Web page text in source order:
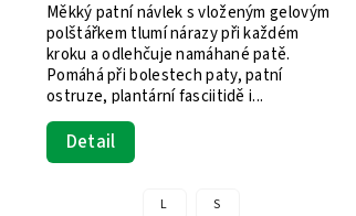
Detail
Měkký patní návlek s vloženým gelovým
polštářkem tlumí nárazy při každém
kroku a odlehčuje namáhané patě.
Pomáhá při bolestech paty, patní
ostruze, plantární fasciitidě i...
L S